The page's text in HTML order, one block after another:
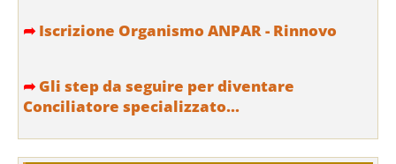
➦ Iscrizione Organismo ANPAR - Rinnovo
➦ Gli step da seguire per diventare
Conciliatore specializzato...